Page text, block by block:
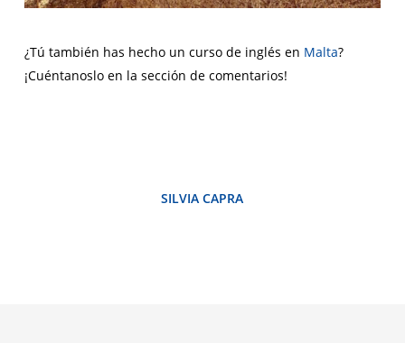
¿Tú también has hecho un curso de inglés en Malta?
¡Cuéntanoslo en la sección de comentarios!
SILVIA CAPRA